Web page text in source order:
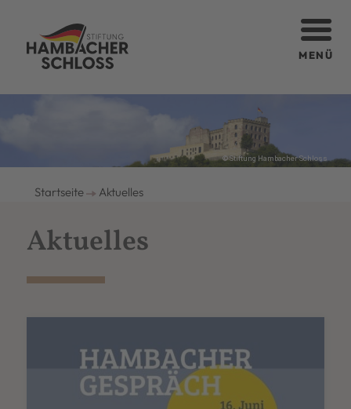
© Stiftung Hambacher Schloss
Startseite Aktuelles
Aktuelles
MENÜ